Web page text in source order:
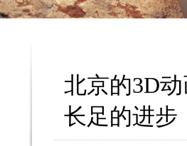
北京的3D
长足的进步